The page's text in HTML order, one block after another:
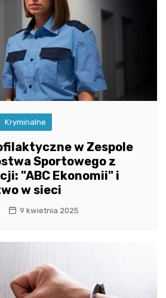
Kryminalne
w Zespole
Sportowego z
"ABC Ekonomii" i
w sieci
9 kwietnia 2025